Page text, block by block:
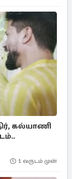
கல்யாணி
1 வருடம் முன்